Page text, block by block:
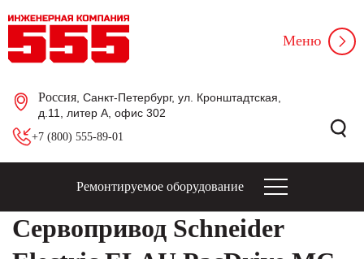
Россия , Санкт-Петербург, ул. Кронштадтская,
д.11, литер А, офис 302
+7 (800) 555-89-01
Меню
Ремонтируемое оборудование
Сервопривод Schneider